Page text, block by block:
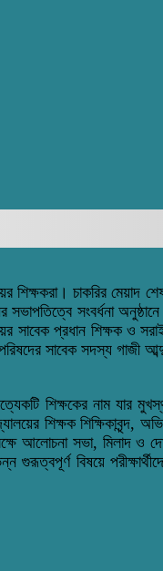
শিক্ষকরা। চাকরির
সংবর্ধনা
সাবেক প্রধান শিক্ষক ও
সাবেক সদস্য গাজী
শিক্ষকের নাম যার
শিক্ষক শিক্ষিকাবৃন্দ,
আলোচনা সভা, মিলাদ ও
বিষয়ে